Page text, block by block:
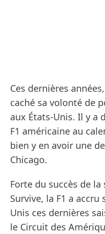
Ces dernières
caché sa volonté de
aux États-Unis. Il y a
F1 américaine au
bien y en avoir une
Chicago.
Forte du succès de
Survive, la F1 a accru
Unis ces dernières
le Circuit des